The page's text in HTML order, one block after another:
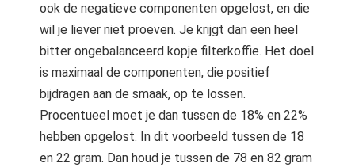
ook de negatieve componenten opgelost, en die
wil je liever niet proeven. Je krijgt dan een heel
bitter ongebalanceerd kopje filterkoffie. Het doel
is maximaal de componenten, die positief
bijdragen aan de smaak, op te lossen.
Procentueel moet je dan tussen de 18% en 22%
hebben opgelost. In dit voorbeeld tussen de 18
en 22 gram. Dan houd je tussen de 78 en 82 gram